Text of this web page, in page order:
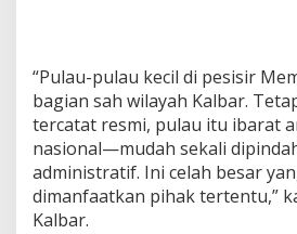
“Pulau-pulau kecil di pesisir
bagian sah wilayah Kalbar.
tercatat resmi, pulau itu ibarat
nasional—mudah sekali
administratif. Ini celah besar
dimanfaatkan pihak tertentu,”
Kalbar.